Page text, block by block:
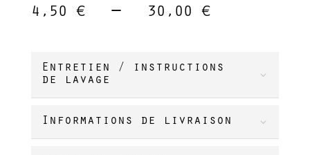
4,50 € – 30,00 €Plage
4,50 €
30,00 €
Entretien / instructions
de lavage
Informations de livraison